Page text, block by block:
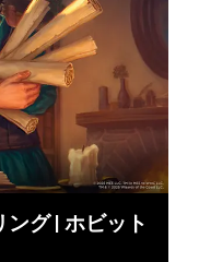
ング | ホビット